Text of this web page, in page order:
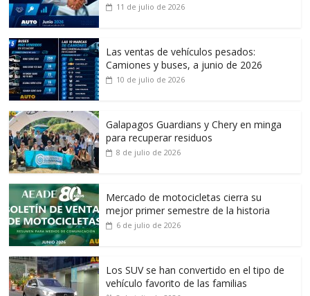
11 de julio de 2026
Las ventas de vehículos pesados:
Camiones y buses, a junio de 2026
10 de julio de 2026
Galapagos Guardians y Chery en minga
para recuperar residuos
8 de julio de 2026
Mercado de motocicletas cierra su
mejor primer semestre de la historia
6 de julio de 2026
Los SUV se han convertido en el tipo de
vehículo favorito de las familias